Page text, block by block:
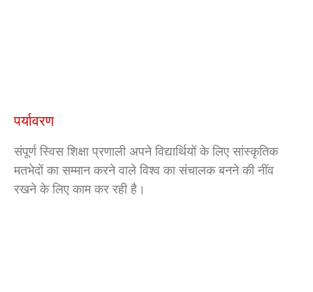
पर्यावरण
संपूर्ण स्विस शिक्षा प्रणाली अपने विद्यार्थियों के लिए सांस्कृतिक
मतभेदों का सम्मान करने वाले विश्व का संचालक बनने की नींव
रखने के लिए काम कर रही है।